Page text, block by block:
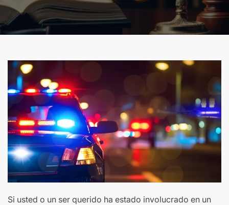
Si usted o un ser querido ha estado involucrado en un